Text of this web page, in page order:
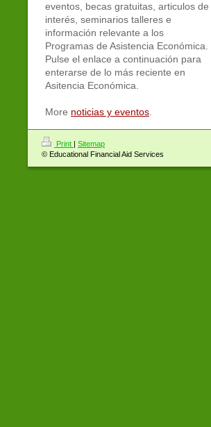
eventos, becas gratuitas, articulos de
interés, seminarios talleres e
información relevante a los
Programas de Asistencia Económica.
Pulse el enlace a continuación para
enterarse de lo más reciente en
Asitencia Económica.
More noticias y eventos.
Print
Sitemap
© Educational Financial Aid Services